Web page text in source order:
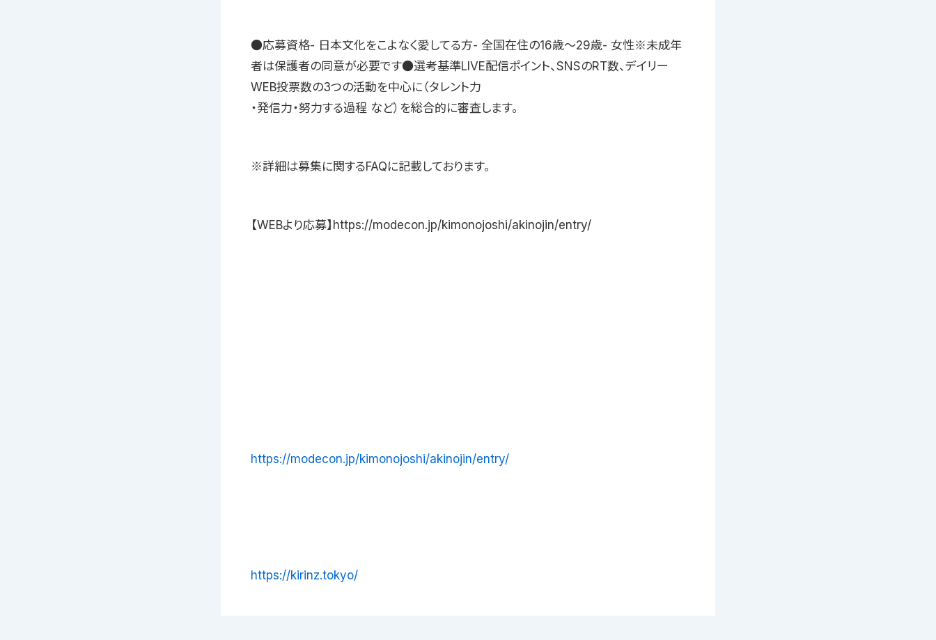
●応募資格- 日本文化をこよなく愛してる方- 全国在住の16歳〜29歳- 女性※未成年
者は保護者の同意が必要です●選考基準LIVE配信ポイント、SNSのRT数、デイリー
WEB投票数の3つの活動を中心に（タレント力
・発信力・努力する過程 など）を総合的に審査します。
※詳細は募集に関するFAQに記載しております。
【WEBより応募】https://modecon.jp/kimonojoshi/akinojin/entry/
https://modecon.jp/kimonojoshi/akinojin/entry/
https://kirinz.tokyo/